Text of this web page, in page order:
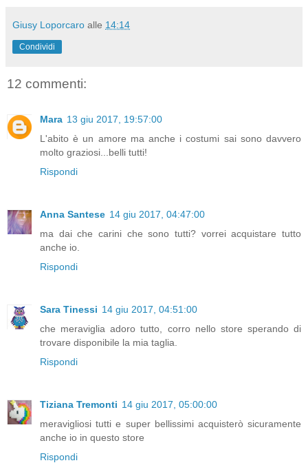
Giusy Loporcaro alle 14:14
Condividi
12 commenti:
Mara 13 giu 2017, 19:57:00
L'abito è un amore ma anche i costumi sai sono davvero
molto graziosi...belli tutti!
Rispondi
Anna Santese 14 giu 2017, 04:47:00
ma dai che carini che sono tutti? vorrei acquistare tutto
anche io.
Rispondi
Sara Tinessi 14 giu 2017, 04:51:00
che meraviglia adoro tutto, corro nello store sperando di
trovare disponibile la mia taglia.
Rispondi
Tiziana Tremonti 14 giu 2017, 05:00:00
meravigliosi tutti e super bellissimi acquisterò sicuramente
anche io in questo store
Rispondi